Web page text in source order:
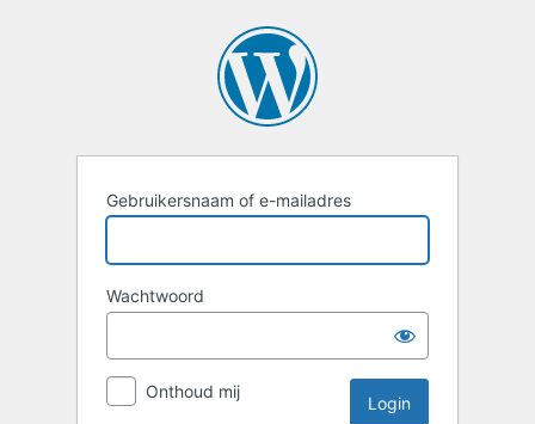
Gebruikersnaam of e-mailadres
Wachtwoord
Onthoud mij